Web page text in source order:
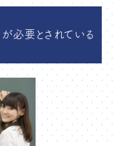
必要とされている